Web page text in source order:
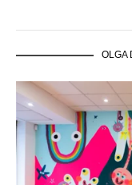
OLGA